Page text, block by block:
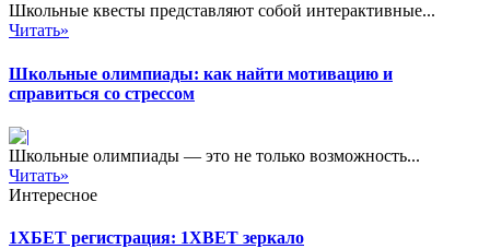
Школьные квесты представляют собой интерактивные...
Читать»
Школьные олимпиады: как найти мотивацию и
справиться со стрессом
Школьные олимпиады — это не только возможность...
Читать»
Интересное
1ХБЕТ регистрация: 1XBET зеркало